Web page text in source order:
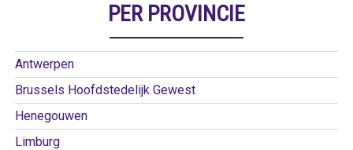
PER PROVINCIE
Antwerpen
Brussels Hoofdstedelijk Gewest
Henegouwen
Limburg